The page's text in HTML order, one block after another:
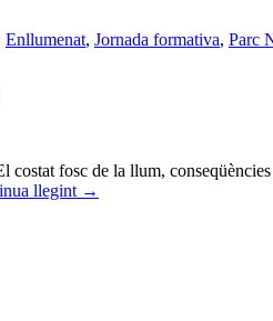
Enllumenat, Jornada formativa, Parc
costat fosc de la llum,
llegint →